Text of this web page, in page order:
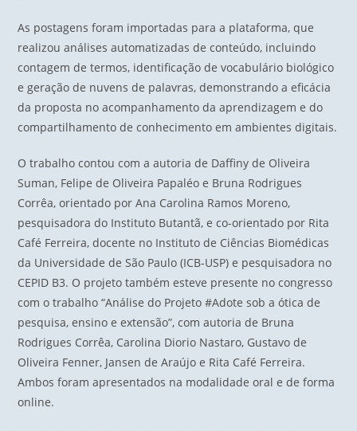
As postagens foram importadas para a plataforma, que
realizou análises automatizadas de conteúdo, incluindo
contagem de termos, identificação de vocabulário biológico
e geração de nuvens de palavras, demonstrando a eficácia
da proposta no acompanhamento da aprendizagem e do
compartilhamento de conhecimento em ambientes digitais.
O trabalho contou com a autoria de Daffiny de Oliveira
Suman, Felipe de Oliveira Papaléo e Bruna Rodrigues
Corrêa, orientado por Ana Carolina Ramos Moreno,
pesquisadora do Instituto Butantã, e co-orientado por Rita
Café Ferreira, docente no Instituto de Ciências Biomédicas
da Universidade de São Paulo (ICB-USP) e pesquisadora no
CEPID B3. O projeto também esteve presente no congresso
com o trabalho “Análise do Projeto #Adote sob a ótica de
pesquisa, ensino e extensão”, com autoria de Bruna
Rodrigues Corrêa, Carolina Diorio Nastaro, Gustavo de
Oliveira Fenner, Jansen de Araújo e Rita Café Ferreira.
Ambos foram apresentados na modalidade oral e de forma
online.